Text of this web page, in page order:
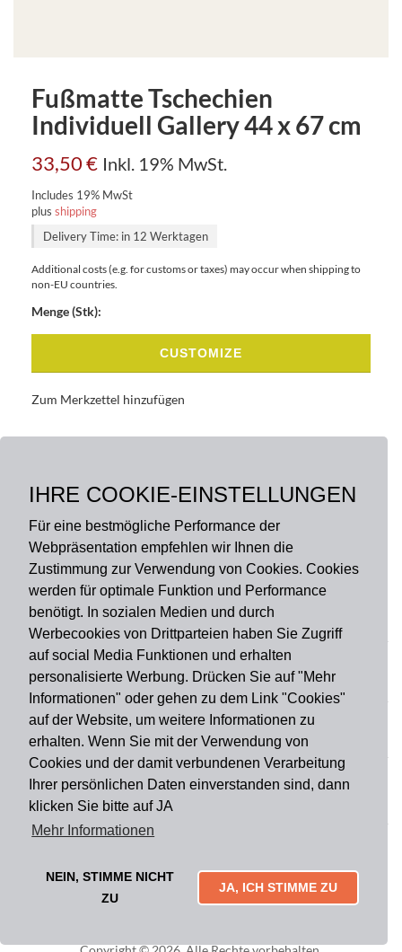
IHRE COOKIE-EINSTELLUNGEN
Für eine bestmögliche Performance der
Webpräsentation empfehlen wir Ihnen die
Zustimmung zur Verwendung von Cookies. Cookies
werden für optimale Funktion und Performance
benötigt. In sozialen Medien und durch
Werbecookies von Drittparteien haben Sie Zugriff
auf social Media Funktionen und erhalten
personalisierte Werbung. Drücken Sie auf "Mehr
Informationen" oder gehen zu dem Link "Cookies"
auf der Website, um weitere Informationen zu
erhalten. Wenn Sie mit der Verwendung von
Cookies und der damit verbundenen Verarbeitung
Ihrer persönlichen Daten einverstanden sind, dann
klicken Sie bitte auf JA
Mehr Informationen
NEIN, STIMME NICHT
ZU
JA, ICH STIMME ZU
Fußmatte Tschechien
Individuell Gallery 44 x 67 cm
33,50€ Inkl. 19% MwSt.
Includes 19% MwSt
plus shipping
Delivery Time: in 12 Werktagen
Additional costs (e.g. for customs or taxes) may occur when shipping to
non-EU countries.
Menge (Stk):
CUSTOMIZE
Zum Merkzettel hinzufügen
BESCHREIBUNG
Zahlungsart
Versandart
Du findest uns auch auf
Informationen
Impressum Widerruf
Mytailor croodles